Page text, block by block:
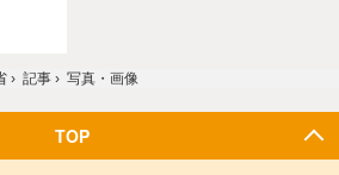
› 記事 › 写真・画像
TOP